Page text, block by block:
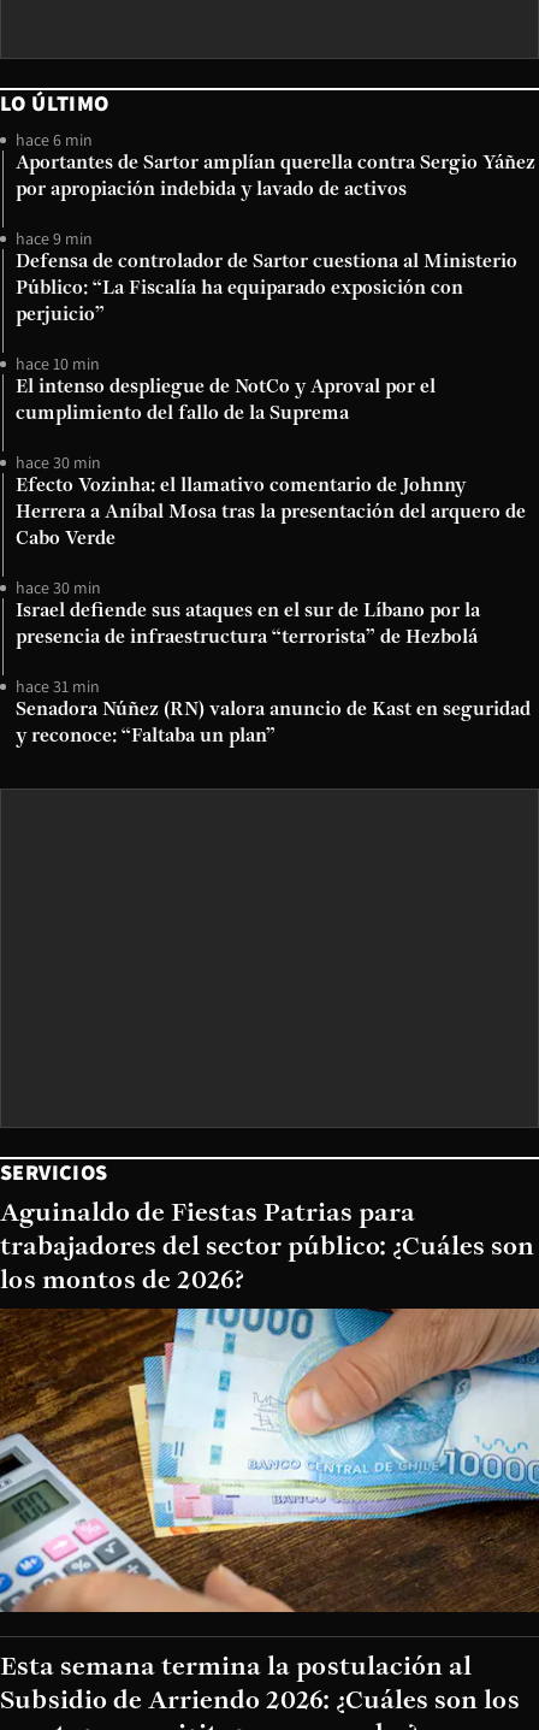
LO ÚLTIMO
hace 6 min
Aportantes de Sartor amplían querella contra Sergio Yáñez
por apropiación indebida y lavado de activos
hace 9 min
Defensa de controlador de Sartor cuestiona al Ministerio
Público: “La Fiscalía ha equiparado exposición con
perjuicio”
hace 10 min
El intenso despliegue de NotCo y Aproval por el
cumplimiento del fallo de la Suprema
hace 30 min
Efecto Vozinha: el llamativo comentario de Johnny
Herrera a Aníbal Mosa tras la presentación del arquero de
Cabo Verde
hace 30 min
Israel defiende sus ataques en el sur de Líbano por la
presencia de infraestructura “terrorista” de Hezbolá
hace 31 min
Senadora Núñez (RN) valora anuncio de Kast en seguridad
y reconoce: “Faltaba un plan”
SERVICIOS
Aguinaldo de Fiestas Patrias para
trabajadores del sector público: ¿Cuáles son
los montos de 2026?
Esta semana termina la postulación al
Subsidio de Arriendo 2026: ¿Cuáles son los